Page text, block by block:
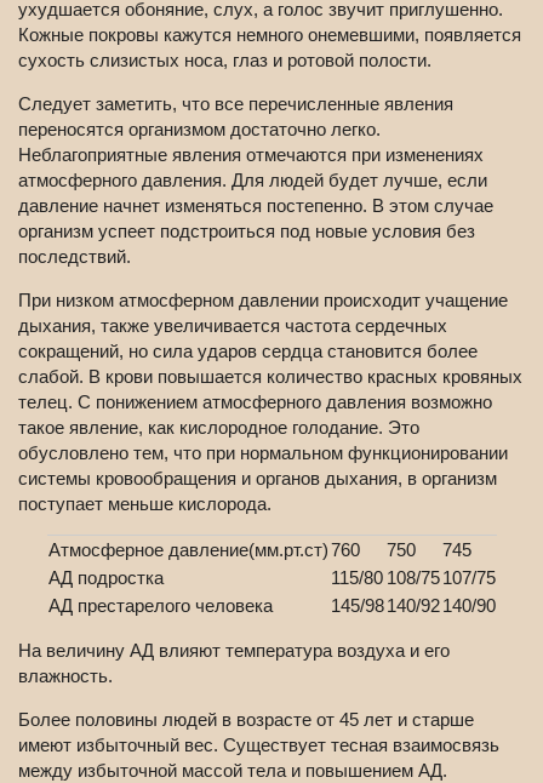
ухудшается обоняние, слух, а голос звучит приглушенно.
Кожные покровы кажутся немного онемевшими, появляется
сухость слизистых носа, глаз и ротовой полости.
Следует заметить, что все перечисленные явления
переносятся организмом достаточно легко.
Неблагоприятные явления отмечаются при изменениях
атмосферного давления. Для людей будет лучше, если
давление начнет изменяться постепенно. В этом случае
организм успеет подстроиться под новые условия без
последствий.
При низком атмосферном давлении происходит учащение
дыхания, также увеличивается частота сердечных
сокращений, но сила ударов сердца становится более
слабой. В крови повышается количество красных кровяных
телец. С понижением атмосферного давления возможно
такое явление, как кислородное голодание. Это
обусловлено тем, что при нормальном функционировании
системы кровообращения и органов дыхания, в организм
поступает меньше кислорода.
Атмосферное давление(мм.рт.ст)760 750
745
АД подростка
115/80 108/75 107/75
АД престарелого человека
145/98 140/92 140/90
На величину АД влияют температура воздуха и его
влажность.
Более половины людей в возрасте от 45 лет и старше
имеют избыточный вес. Существует тесная взаимосвязь
между избыточной массой тела и повышением АД.